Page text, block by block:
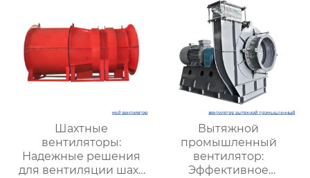
Шахтные
вентиляторы:
Надежные решения
для вентиляции шахт
Вытяжной
промышленный
вентилятор:
Эффективное